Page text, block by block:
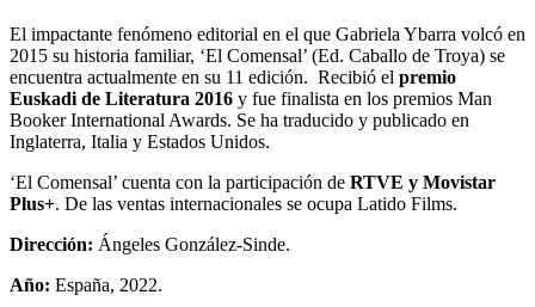
El impactante fenómeno editorial en el que Gabriela Ybarra volcó en
2015 su historia familiar, ‘El Comensal’ (Ed. Caballo de Troya) se
encuentra actualmente en su 11 edición. Recibió el premio
Euskadi de Literatura 2016 y fue finalista en los premios Man
Booker International Awards. Se ha traducido y publicado en
Inglaterra, Italia y Estados Unidos.
‘El Comensal’ cuenta con la participación de RTVE y Movistar
Plus+. De las ventas internacionales se ocupa Latido Films.
Dirección: Ángeles González-Sinde.
Año: España, 2022.